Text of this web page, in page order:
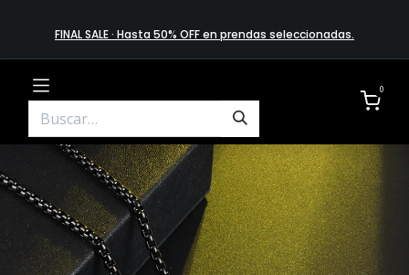
FINAL SALE · Hasta 50% OFF en prendas​ selecciona​das.
0